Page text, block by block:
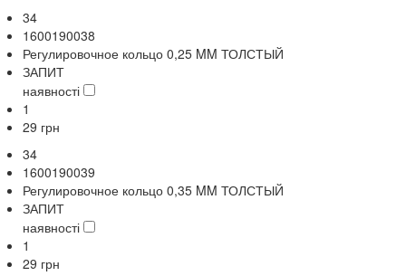
34
1600190038
Регулировочное кольцо 0,25 MM ТОЛСТЫЙ
ЗАПИТ
наявності
1
29 грн
34
1600190039
Регулировочное кольцо 0,35 MM ТОЛСТЫЙ
ЗАПИТ
наявності
1
29 грн